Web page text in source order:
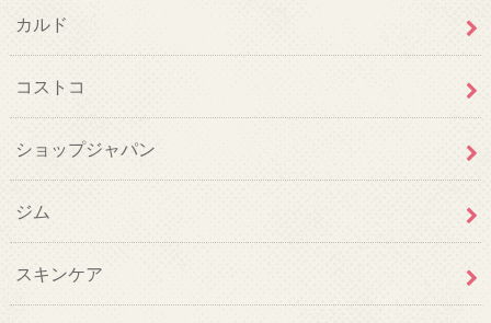
カルド
コストコ
ショップジャパン
ジム
スキンケア